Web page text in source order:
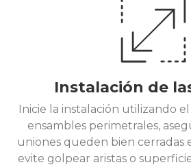
Instalación de
Inicie la instalación utilizando
ensambles perimetrales,
uniones queden bien cerradas
evite golpear aristas o